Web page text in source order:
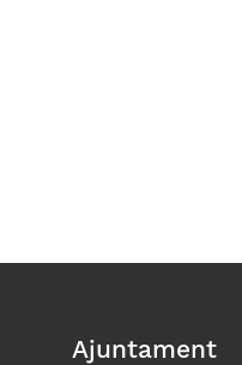
Ajuntament